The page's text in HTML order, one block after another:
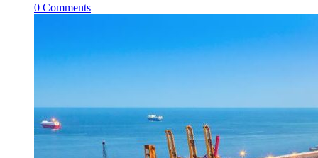
0 Comments